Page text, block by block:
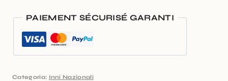
PAIEMENT SÉCURISÉ GARANTI
Categoria: Inni Nazionali